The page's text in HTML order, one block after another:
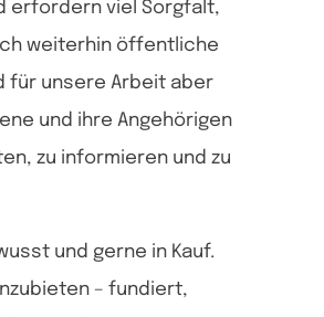
erfordern viel Sorgfalt,
weiterhin öffentliche
für unsere Arbeit aber
und ihre Angehörigen
zu informieren und zu
und gerne in Kauf.
– fundiert,